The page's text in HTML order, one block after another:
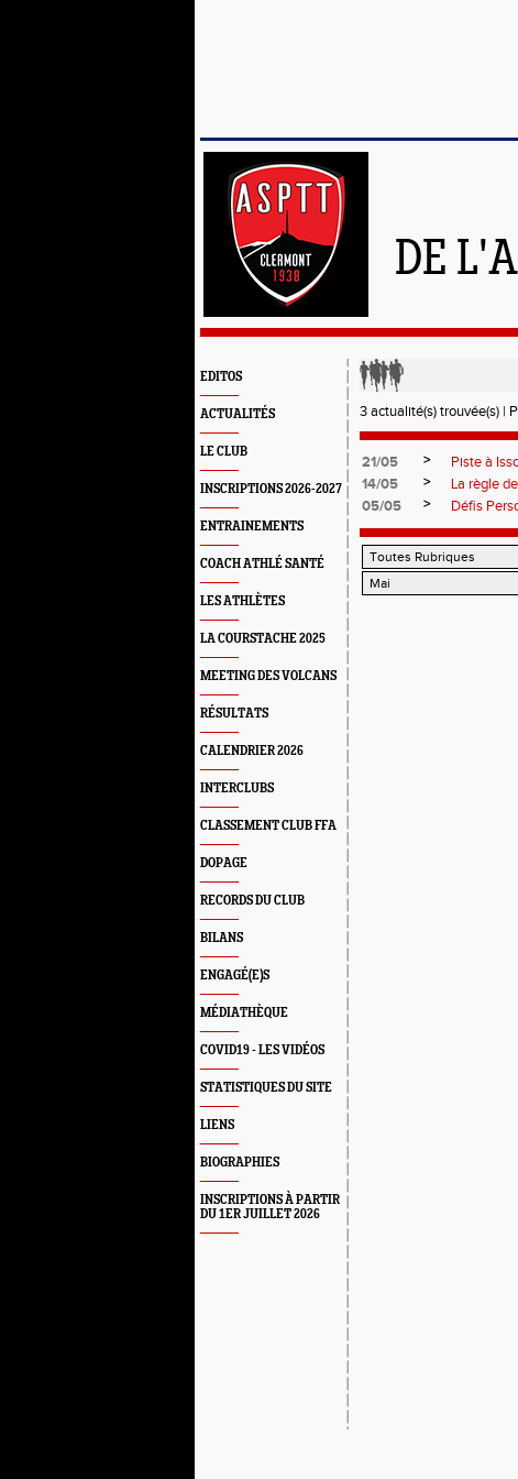
DE
EDITOS
ACTUALITÉS
LE CLUB
INSCRIPTIONS 2026-2027
ENTRAINEMENTS
COACH ATHLÉ SANTÉ
LES ATHLÈTES
LA COURSTACHE 2025
MEETING DES VOLCANS
RÉSULTATS
CALENDRIER 2026
INTERCLUBS
CLASSEMENT CLUB FFA
DOPAGE
RECORDS DU CLUB
BILANS
ENGAGÉ(E)S
MÉDIATHÈQUE
COVID19 - LES VIDÉOS
STATISTIQUES DU SITE
LIENS
BIOGRAPHIES
INSCRIPTIONS À PARTIR
DU 1ER JUILLET 2026
3 actualité(s) trouvée(s) |
21/05 >
Piste à
14/05
>
La règle
05/05
> Défis